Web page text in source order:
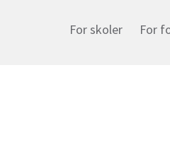
For skoler For